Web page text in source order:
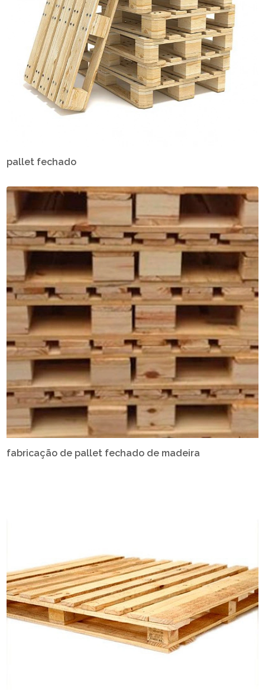
pallet fechado
fabricação de pallet fechado de madeira